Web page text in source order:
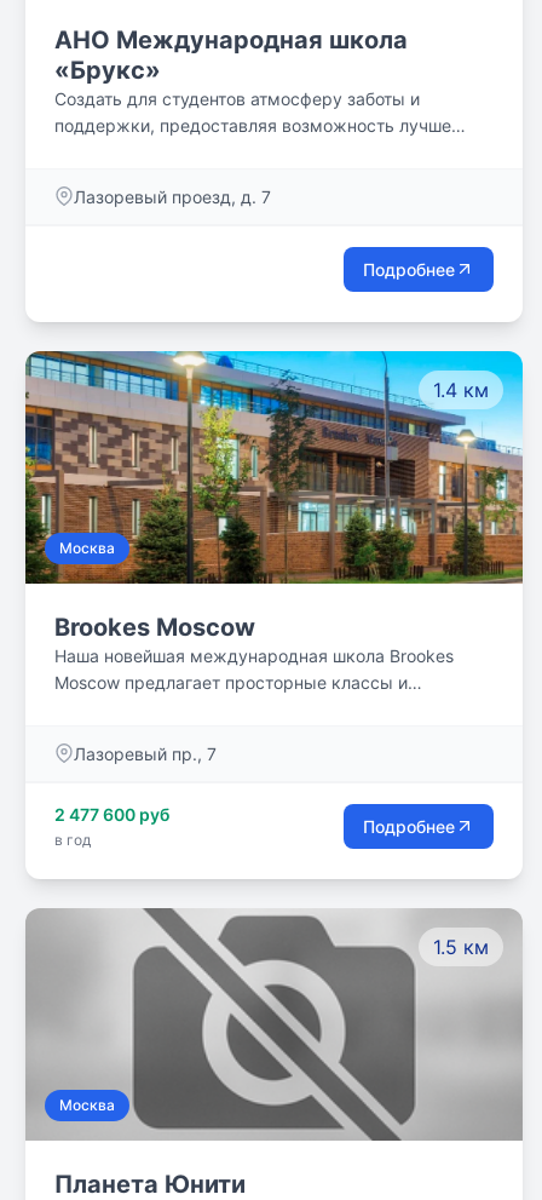
АНО Международная школа
«Брукс»
Создать для студентов атмосферу заботы и
поддержки, предоставляя возможность лучше
всех уголков мира, и наша школа поддерживает
того, чтобы познать этот мир во взаимодействии с
ним. Мы вдохновляем и учим студентов
использовать окружающую среду как инструмент и
источник для обучения и развития.
Лазоревый проезд, д. 7
Подробнее
1.4 км
Москва
Brookes Moscow
Наша новейшая международная школа Brookes
Moscow предлагает просторные классы и
интегрированных технологий.
Лазоревый пр., 7
2 477 600 руб
в год
Подробнее
1.5 км
Москва
Планета Юнити